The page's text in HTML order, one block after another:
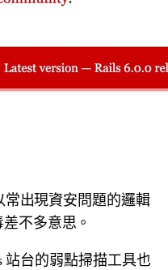
常出現資安問題的邏輯
不多意思。
站台的弱點掃描工具也